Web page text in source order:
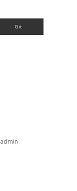
admin